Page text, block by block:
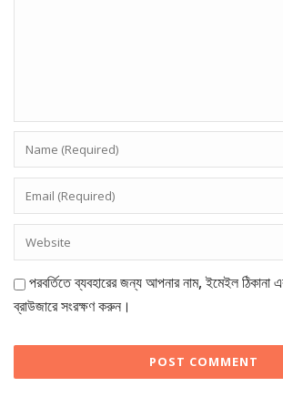
পরবর্তিতে ব্যবহারের জন্য আপনার নাম, ইমেইল ঠিকানা
ব্রাউজারে সংরক্ষণ করুন।